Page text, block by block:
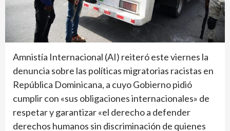
Amnistía Internacional (AI) reiteró este viernes la
denuncia sobre las políticas migratorias racistas en
República Dominicana, a cuyo Gobierno pidió
cumplir con «sus obligaciones internacionales» de
respetar y garantizar «el derecho a defender
derechos humanos sin discriminación de quienes